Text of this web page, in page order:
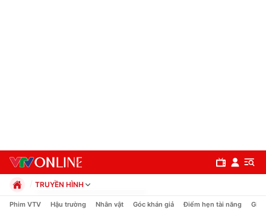
TRUYỀN HÌNH
Chính trị
Phim VTV Hậu trường Nhân vật Góc khán giả Điểm hẹn tài năng Giải